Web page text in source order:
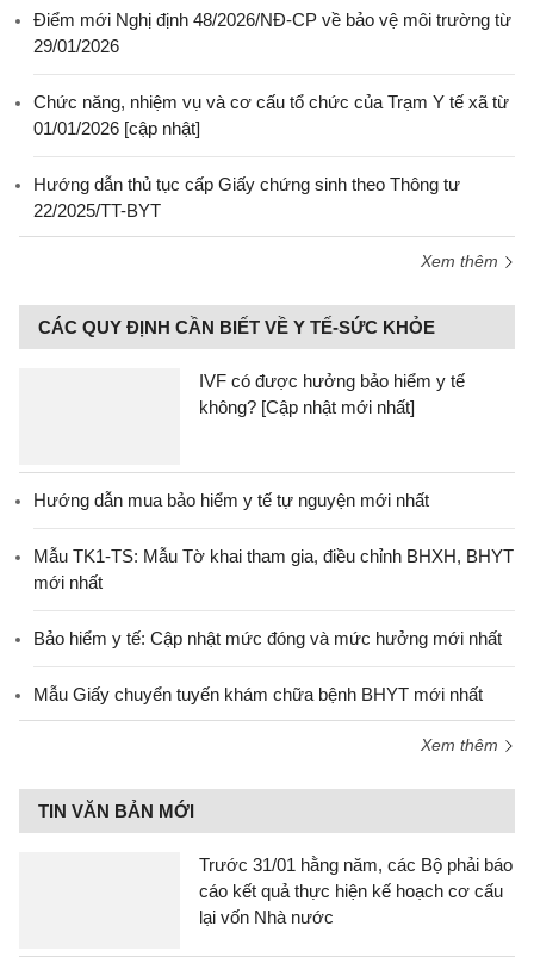
Điểm mới Nghị định 48/2026/NĐ-CP về bảo vệ môi trường từ
29/01/2026
Chức năng, nhiệm vụ và cơ cấu tổ chức của Trạm Y tế xã từ
01/01/2026 [cập nhật]
Hướng dẫn thủ tục cấp Giấy chứng sinh theo Thông tư
22/2025/TT-BYT
Xem thêm
CÁC QUY ĐỊNH CẦN BIẾT VỀ Y TẾ-SỨC KHỎE
IVF có được hưởng bảo hiểm y tế
không? [Cập nhật mới nhất]
Hướng dẫn mua bảo hiểm y tế tự nguyện mới nhất
Mẫu TK1-TS: Mẫu Tờ khai tham gia, điều chỉnh BHXH, BHYT
mới nhất
Bảo hiểm y tế: Cập nhật mức đóng và mức hưởng mới nhất
Mẫu Giấy chuyển tuyến khám chữa bệnh BHYT mới nhất
Xem thêm
TIN VĂN BẢN MỚI
Trước 31/01 hằng năm, các Bộ phải báo
cáo kết quả thực hiện kế hoạch cơ cấu
lại vốn Nhà nước